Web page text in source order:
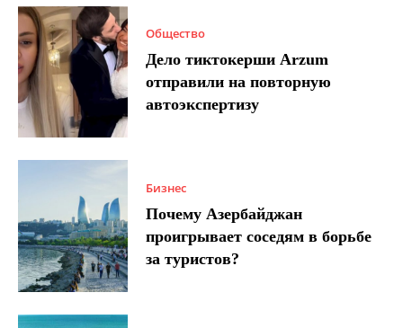
Общество
Дело тиктокерши Arzum
отправили на повторную
автоэкспертизу
Бизнес
Почему Азербайджан
проигрывает соседям в борьбе
за туристов?